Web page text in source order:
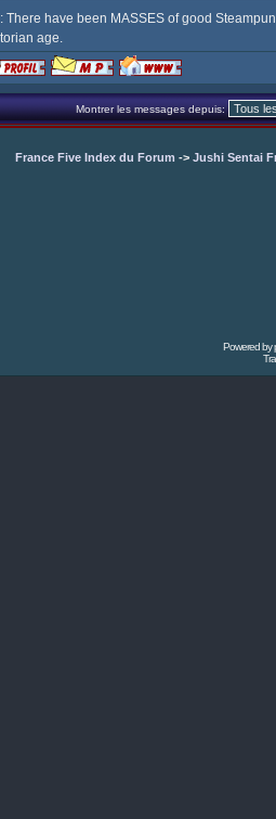
There have been MASSES of good
age.
Montrer les messages depuis:
France Five Index du Forum -> Jushi Sentai
Powered by